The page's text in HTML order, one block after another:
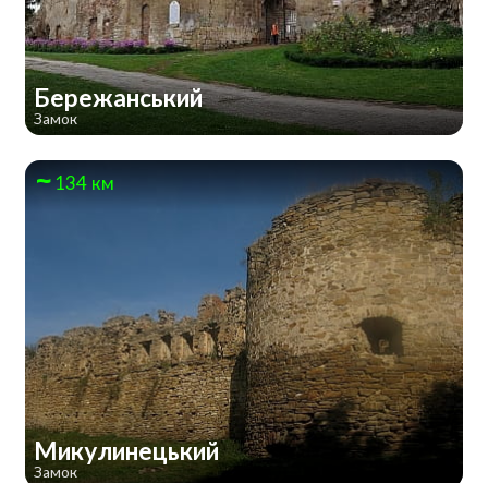
Бережанський
Замок
134 км
Микулинецький
Замок